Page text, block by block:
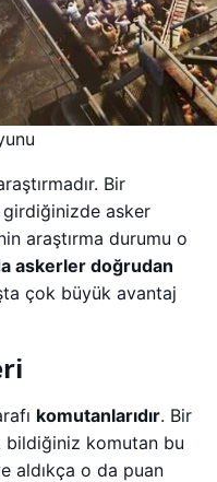
Bir
girdiğinizde asker
araştırma durumu o
askerler doğrudan
çok büyük avantaj
komutanlarıdır. Bir
bildiğiniz komutan bu
aldıkça o da puan